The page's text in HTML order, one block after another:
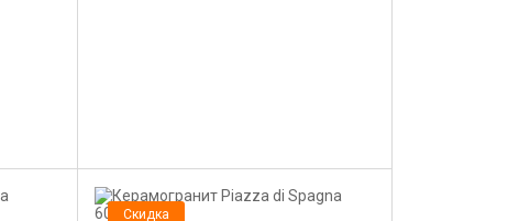
Скидка